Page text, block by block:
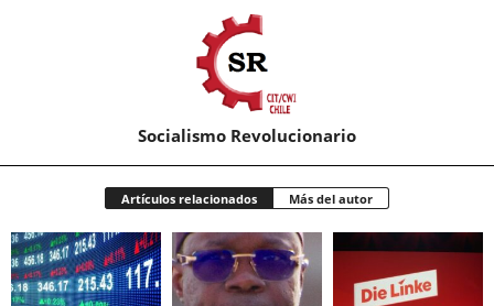
Socialismo Revolucionario
Artículos relacionados Más del autor